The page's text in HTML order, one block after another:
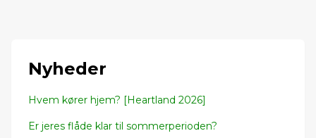
Nyheder
Hvem kører hjem? [Heartland 2026]
Er jeres flåde klar til sommerperioden?